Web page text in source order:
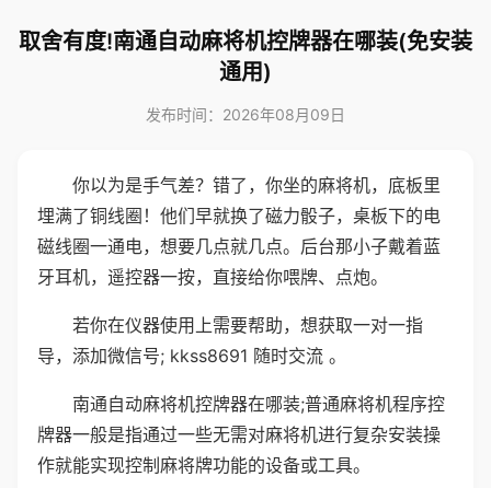
取舍有度!南通自动麻将机控牌器在哪装(免安装
通用)
发布时间：2026年08月09日
你以为是手气差？错了，你坐的麻将机，底板里
埋满了铜线圈！他们早就换了磁力骰子，桌板下的电
磁线圈一通电，想要几点就几点。后台那小子戴着蓝
牙耳机，遥控器一按，直接给你喂牌、点炮。
若你在仪器使用上需要帮助，想获取一对一指
导，添加微信号; kkss8691 随时交流 。
南通自动麻将机控牌器在哪装;普通麻将机程序控
牌器一般是指通过一些无需对麻将机进行复杂安装操
作就能实现控制麻将牌功能的设备或工具。